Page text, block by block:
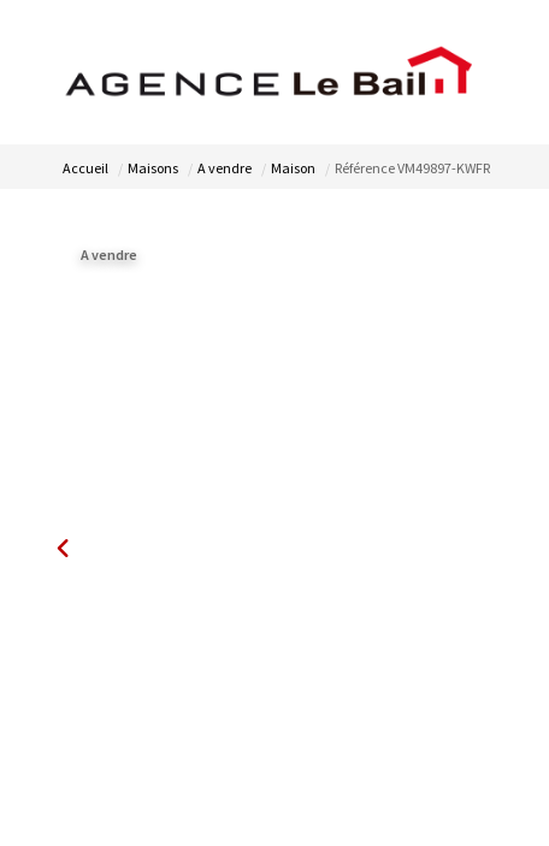
Accueil Maisons A vendre Maison Référence VM49897-KWFR
A vendre